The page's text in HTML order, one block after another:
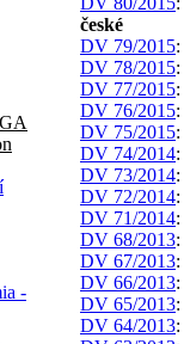
české
DV 79/2015:
DV 78/2015:
DV 77/2015:
DV 76/2015:
DV 75/2015:
DV 74/2014:
DV 73/2014:
DV 72/2014:
DV 71/2014:
DV 68/2013:
DV 67/2013:
DV 66/2013:
DV 65/2013:
DV 64/2013: